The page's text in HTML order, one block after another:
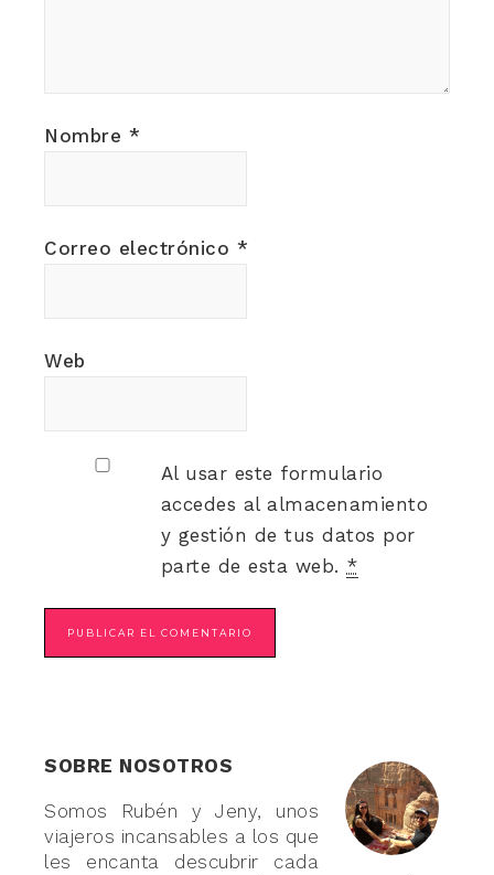
Nombre *
Correo electrónico *
Web
Al usar este formulario
accedes al almacenamiento
y gestión de tus datos por
parte de esta web. *
SOBRE NOSOTROS
Somos Rubén y Jeny, unos
viajeros incansables a los que
les encanta descubrir cada